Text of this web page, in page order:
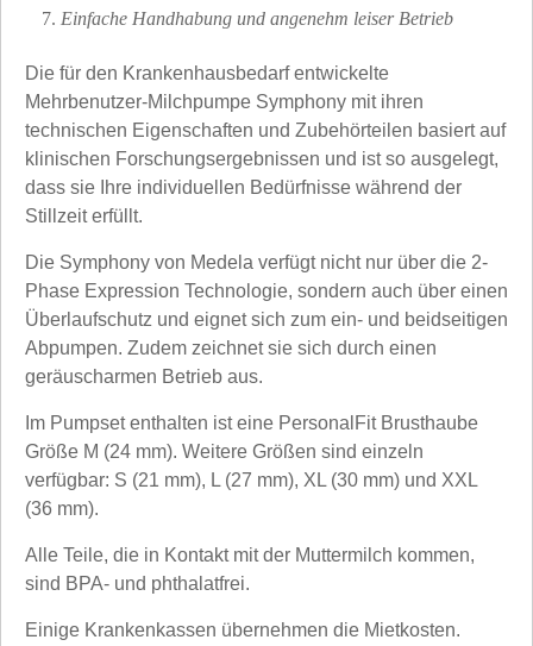
Einfache Handhabung und angenehm leiser Betrieb
Die für den Krankenhausbedarf entwickelte
Mehrbenutzer-Milchpumpe Symphony mit ihren
technischen Eigenschaften und Zubehörteilen basiert auf
klinischen Forschungsergebnissen und ist so ausgelegt,
dass sie Ihre individuellen Bedürfnisse während der
Stillzeit erfüllt.
Die Symphony von Medela verfügt nicht nur über die 2-
Phase Expression Technologie, sondern auch über einen
Überlaufschutz und eignet sich zum ein- und beidseitigen
Abpumpen. Zudem zeichnet sie sich durch einen
geräuscharmen Betrieb aus.
Im Pumpset enthalten ist eine PersonalFit Brusthaube
Größe M (24 mm). Weitere Größen sind einzeln
verfügbar: S (21 mm), L (27 mm), XL (30 mm) und XXL
(36 mm).
Alle Teile, die in Kontakt mit der Muttermilch kommen,
sind BPA- und phthalatfrei.
Einige Krankenkassen übernehmen die Mietkosten.